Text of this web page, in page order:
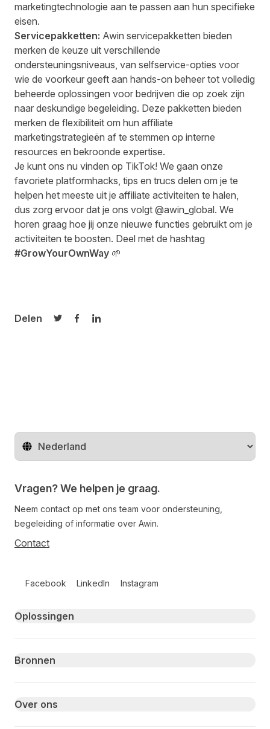
marketingtechnologie aan te passen aan hun specifieke
eisen.
Servicepakketten: Awin servicepakketten bieden
merken de keuze uit verschillende
ondersteuningsniveaus, van selfservice-opties voor
wie de voorkeur geeft aan hands-on beheer tot volledig
beheerde oplossingen voor bedrijven die op zoek zijn
naar deskundige begeleiding. Deze pakketten bieden
merken de flexibiliteit om hun affiliate
marketingstrategieën af te stemmen op interne
resources en bekroonde expertise.
Je kunt ons nu vinden op TikTok! We gaan onze
favoriete platformhacks, tips en trucs delen om je te
helpen het meeste uit je affiliate activiteiten te halen,
dus zorg ervoor dat je ons volgt @awin_global. We
horen graag hoe jij onze nieuwe functies gebruikt om je
activiteiten te boosten. Deel met de hashtag
#GrowYourOwnWay 🌱
Delen
Delen op Twitter
Delen op Facebook
Delen op LinkedIn
Regio wijzigen
Vragen? We helpen je graag.
Neem contact op met ons team voor ondersteuning,
begeleiding of informatie over Awin.
Contact
Facebook LinkedIn Instagram
Primary footer navigation
Oplossingen
Bronnen
Over ons